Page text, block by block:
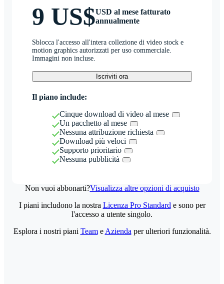
9 US$USD al mese fatturato
annualmente
Sblocca l'accesso all'intera collezione di video stock e
motion graphics autorizzati per uso commerciale.
Immagini non incluse.
Iscriviti ora
Il piano include:
Cinque download di video al mese
Un pacchetto al mese
Nessuna attribuzione richiesta
Download più veloci
Supporto prioritario
Nessuna pubblicità
Non vuoi abbonarti?Visualizza altre opzioni di acquisto
I piani includono la nostra Licenza Pro Standard e sono per
l'accesso a utente singolo.
Esplora i nostri piani Teame Azienda per ulteriori funzionalità.